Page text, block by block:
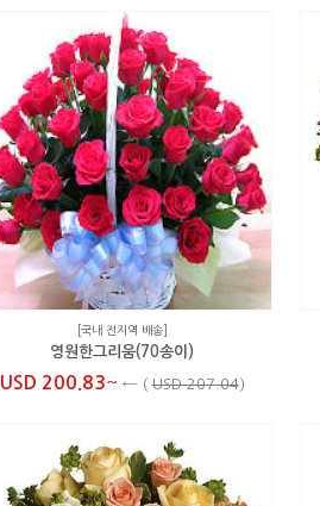
[국내 전지역 배송]
영원한그리움(70송이)
USD 200.83~ ← (USD 207.04)